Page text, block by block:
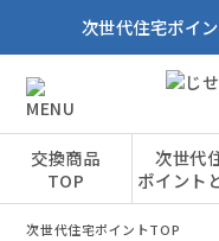
次世代住宅ポイ
交換商品
TOP
次世代
ポイント
次世代住宅ポイントTOP